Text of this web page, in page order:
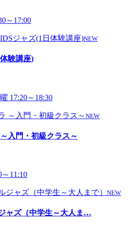
～17:00
NEW
験講座)
17:20～18:30
NEW
入門・初級クラス～
11:10
NEW
ャズ（中学生～大人ま …